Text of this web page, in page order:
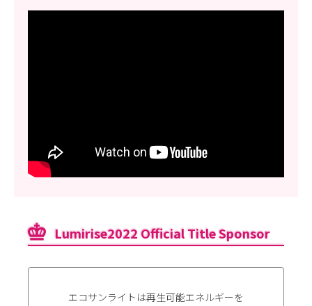
Lumirise2022 Official Title Sponsor
エコサンライトは再生可能エネルギーを